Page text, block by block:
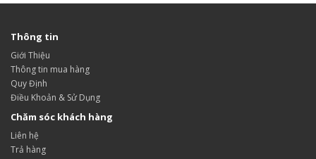
Thông tin
Giới Thiệu
Thông tin mua hàng
Quy Định
Điều Khoản & Sử Dụng
Chăm sóc khách hàng
Liên hệ
Trả hàng